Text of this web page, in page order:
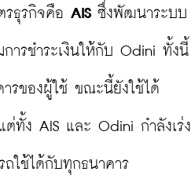
ธุรกิจคือ AIS ซึ่งพัฒนาระบบ
ารชำระเงินให้กับ Odini ทั้งนี้
รของผู้ใช้ ขณะนี้ยังใช้ได้
ต่ทั้ง AIS และ Odini กำลังเร่ง
ถใช้ได้กับทุกธนาคาร